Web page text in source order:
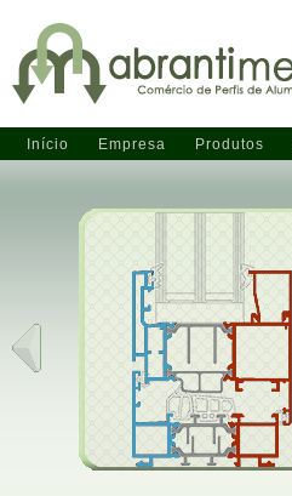
Início Empresa Produtos